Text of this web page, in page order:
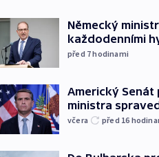
Německý
každodenními
před 7hodinami
Americký
ministra
včera před 16